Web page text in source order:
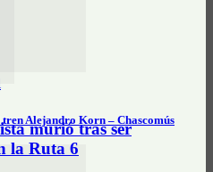
Alejandro Korn – Chascomús
murió tras ser
la Ruta 6